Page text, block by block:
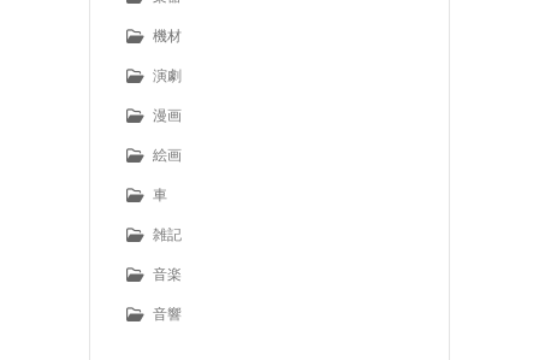
機材
演劇
漫画
絵画
車
雑記
音楽
音響